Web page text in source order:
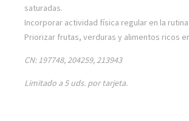
saturadas.
Incorporar actividad física regular en la
Priorizar frutas, verduras y alimentos ricos
CN: 197748, 204259, 213943
Limitado a 5 uds. por tarjeta.